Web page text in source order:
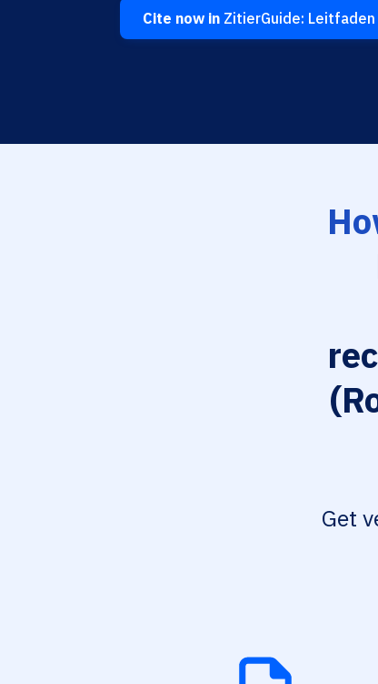
Cite now in ZitierGuide:
Get